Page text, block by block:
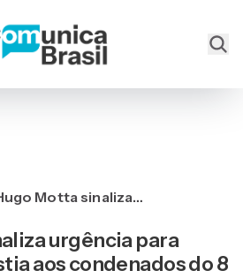
Motta sinaliza
anistia aos condenados do
de Janeirourgência para
aos condenados do 8